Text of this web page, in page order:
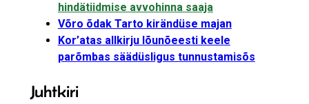
hindätiidmise avvohinna saaja
Võro õdak Tarto kirändüse majan
Kor’atas allkirju lõunõeesti keele
parõmbas säädüsligus tunnustamisõs
Juhtkiri